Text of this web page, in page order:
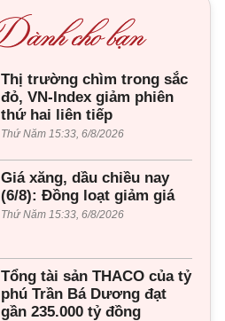
Thị trường chìm trong sắc
đỏ, VN-Index giảm phiên
thứ hai liên tiếp
Thứ Năm 15:33, 6/8/2026
Giá xăng, dầu chiều nay
(6/8): Đồng loạt giảm giá
Thứ Năm 15:33, 6/8/2026
Tổng tài sản THACO của tỷ
phú Trần Bá Dương đạt
gần 235.000 tỷ đồng